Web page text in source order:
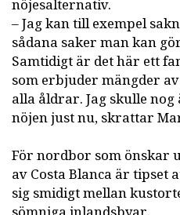
nöjesalternativ.
– Jag kan till exempel
sådana saker man kan
Samtidigt är det här ett
som erbjuder mängder
alla åldrar. Jag skulle
nöjen just nu, skrattar
För nordbor som önskar
av Costa Blanca är tipset
sig smidigt mellan